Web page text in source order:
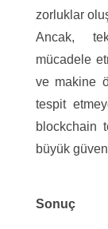
zorluklar
Ancak,
mücadele
ve makine
tespit
blockchain
büyük
Sonuç